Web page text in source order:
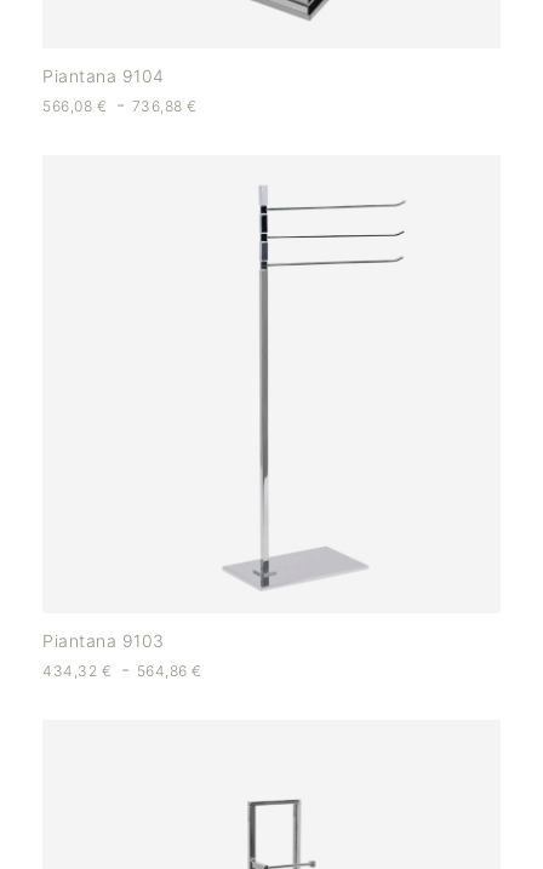
Piantana 9104
566,08 € - 736,88€
Piantana 9103
434,32 € - 564,86€